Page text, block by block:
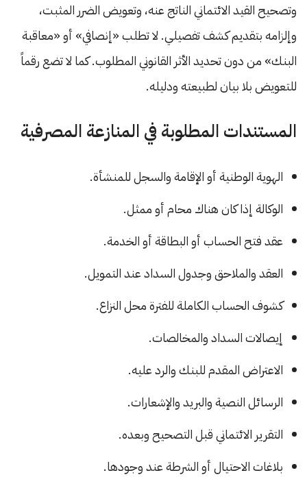
وتصحيح القيد الائتماني الناتج عنه، وتعويض الضرر المثبت،
وإلزامه بتقديم كشف تفصيلي. لا تطلب «إنصافي» أو «معاقبة
البنك» من دون تحديد الأثر القانوني المطلوب. كما لا تضع رقماً
للتعويض بلا بيان لطبيعته ودليله.
المستندات المطلوبة في المنازعة المصرفية
الهوية الوطنية أو الإقامة والسجل للمنشأة.
الوكالة إذا كان هناك محام أو ممثل.
عقد فتح الحساب أو البطاقة أو الخدمة.
العقد والملاحق وجدول السداد عند التمويل.
كشوف الحساب الكاملة للفترة محل النزاع.
إيصالات السداد والمخالصات.
الاعتراض المقدم للبنك والرد عليه.
الرسائل النصية والبريد والإشعارات.
التقرير الائتماني قبل التصحيح وبعده.
بلاغات الاحتيال أو الشرطة عند وجودها.